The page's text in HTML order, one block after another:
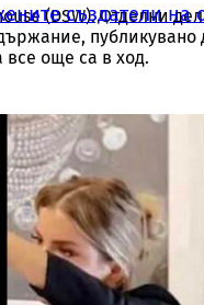
(DSW). Отделни
публикувано
все още са в ход.
каква музика
лесен достъп
са използвани,
ще бъде
и информация за
и света
създатели на